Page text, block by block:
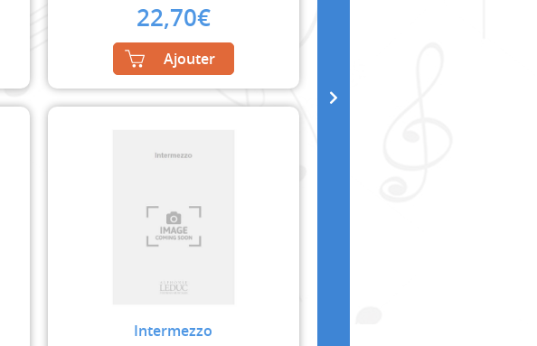
22,70€
Ajouter
Intermezzo